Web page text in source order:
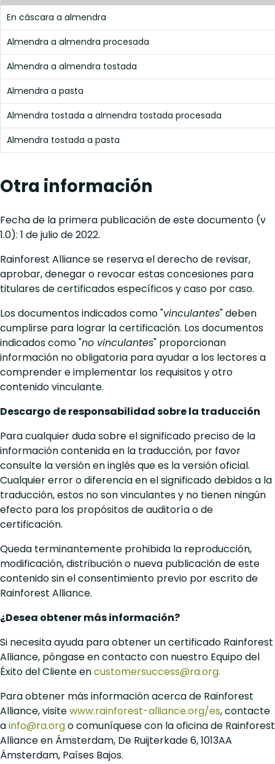
En cáscara a almendra
Almendra a almendra procesada
Almendra a almendra tostada
Almendra a pasta
Almendra tostada a almendra tostada procesada
Almendra tostada a pasta
Otra información
Fecha de la primera publicación de este documento (v
1.0): 1 de julio de 2022.
Rainforest Alliance se reserva el derecho de revisar,
aprobar, denegar o revocar estas concesiones para
titulares de certificados específicos y caso por caso.
Los documentos indicados como "vinculantes" deben
cumplirse para lograr la certificación. Los documentos
indicados como "no vinculantes" proporcionan
información no obligatoria para ayudar a los lectores a
comprender e implementar los requisitos y otro
contenido vinculante.
Descargo de responsabilidad sobre la traducción
Para cualquier duda sobre el significado preciso de la
información contenida en la traducción, por favor
consulte la versión en inglés que es la versión oficial.
Cualquier error o diferencia en el significado debidos a la
traducción, estos no son vinculantes y no tienen ningún
efecto para los propósitos de auditoría o de
certificación.
Queda terminantemente prohibida la reproducción,
modificación, distribución o nueva publicación de este
contenido sin el consentimiento previo por escrito de
Rainforest Alliance.
¿Desea obtener más información?
Si necesita ayuda para obtener un certificado Rainforest
Alliance, póngase en contacto con nuestro Equipo del
Éxito del Cliente encustomersuccess@ra.org.
Para obtener más información acerca de Rainforest
Alliance, visitewww.rainforest-alliance.org/es, contacte
ainfo@ra.orgo comuníquese con la oficina de Rainforest
Alliance en Ámsterdam, De Ruijterkade 6, 1013AA
Ámsterdam, Países Bajos.